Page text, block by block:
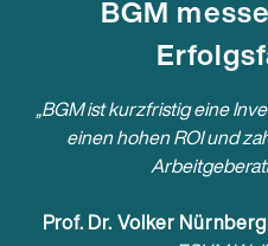
BGM
„BGM ist kurzfristig eine
einen hohen ROI und
Prof. Dr. Volker Nürnberg